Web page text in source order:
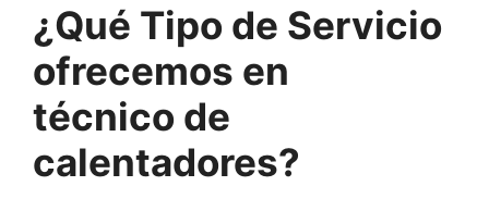
¿Qué Tipo de Servicio
ofrecemos en
técnico de
calentadores?